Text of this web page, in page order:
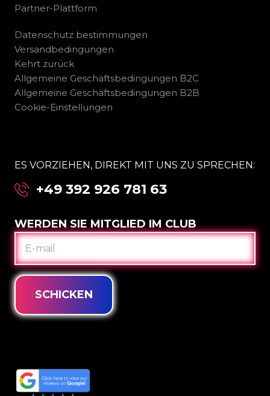
Partner-Plattform
Datenschutz bestimmungen
Versandbedingungen
Kehrt zurück
Allgemeine Geschäftsbedingungen B2C
Allgemeine Geschäftsbedingungen B2B
Cookie-Einstellungen
ES VORZIEHEN, DIREKT MIT UNS ZU SPRECHEN:
+49 392 926 781 63
WERDEN SIE MITGLIED IM CLUB
E-
MAIL
SCHICKEN